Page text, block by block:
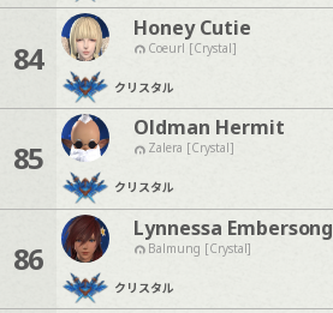
84
Honey Cutie
Coeurl [Crystal]
クリスタル
85
Oldman Hermit
Zalera [Crystal]
クリスタル
86
Lynnessa Embersong
Balmung [Crystal]
クリスタル